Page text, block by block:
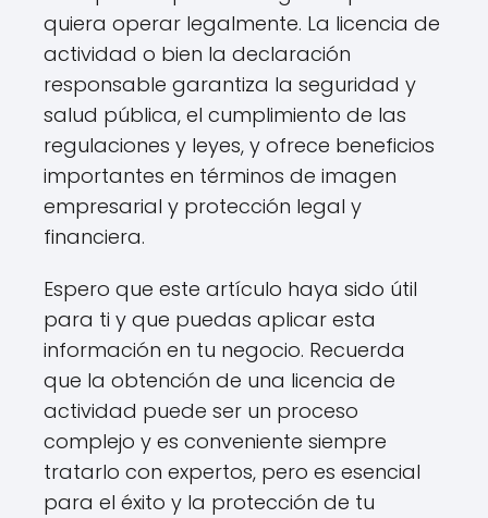
quiera operar legalmente. La licencia de
actividad o bien la declaración
responsable garantiza la seguridad y
salud pública, el cumplimiento de las
regulaciones y leyes, y ofrece beneficios
importantes en términos de imagen
empresarial y protección legal y
financiera.
Espero que este artículo haya sido útil
para ti y que puedas aplicar esta
información en tu negocio. Recuerda
que la obtención de una licencia de
actividad puede ser un proceso
complejo y es conveniente siempre
tratarlo con expertos, pero es esencial
para el éxito y la protección de tu